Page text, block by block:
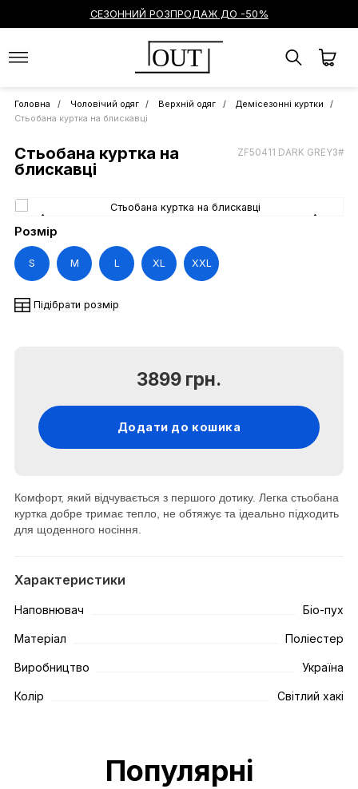
СЕЗОННИЙ РОЗПРОДАЖ ДО -50%
OUT
Головна Чоловічий одяг Верхній одяг
Демісезонні куртки
Стьобана куртка на блискавці
Стьобана куртка на
блискавці
ZF50411 DARK GREY3#
Розмір
S M L XL XXL
Підібрати розмір
3899 грн.
Додати до кошика
Комфорт, який відчувається з першого дотику. Легка стьобана
куртка добре тримає тепло, не обтяжує та ідеально підходить
для щоденного носіння.
Характеристики
Наповнювач Біо-пух
Матеріал Поліестер
Виробництво Україна
Колір Світлий хакі
Популярні